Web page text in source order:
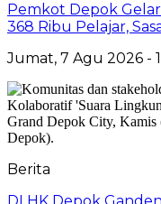
Pemkot Depok
368 Ribu Pelajar,
Jumat, 7 Agu 2026 -
Berita